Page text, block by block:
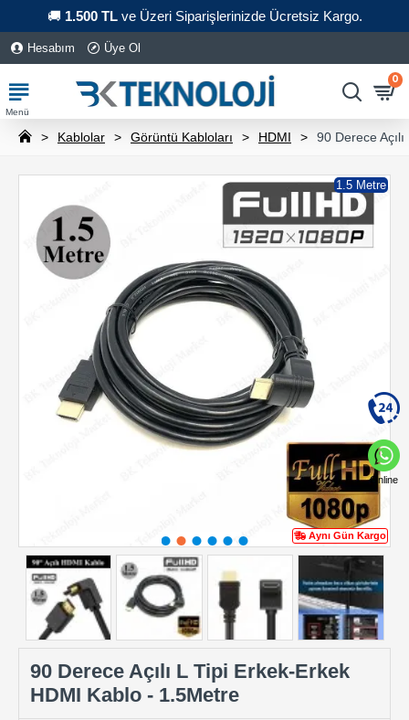
🚚 1.500 TLve Üzeri Siparişlerinizde Ücretsiz Kargo.
Hesabım Üye Ol
0
Kablolar Görüntü Kabloları HDMI 90 Derece
Aynı Gün Kargo
1.5 Metre
90 Derece Açılı L Tipi Erkek-Erkek
HDMI Kablo - 1.5Metre
Online